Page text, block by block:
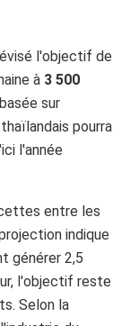
l'objectif de
à 3 500
sur
pourra
l'année
entre les
indique
générer 2,5
l'objectif reste
Selon la